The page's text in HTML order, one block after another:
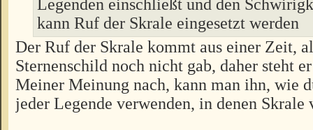
Legenden einschließt und den
kann Ruf der Skrale eingesetzt werden
Der Ruf der Skrale kommt aus einer Zeit,
Sternenschild noch nicht gab, daher steht
Meiner Meinung nach, kann man ihn, wie
jeder Legende verwenden, in denen Skrale